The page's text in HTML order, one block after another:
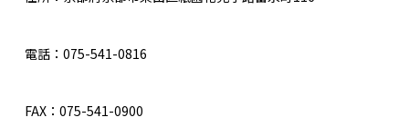
電話：075-541-0816
FAX：075-541-0900